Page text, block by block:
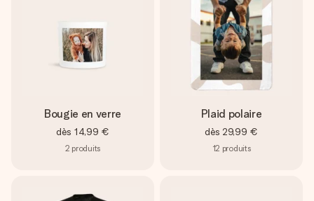
Bougie en verre
dès 14,99 €
2 produits
Plaid polaire
dès 29,99 €
12 produits